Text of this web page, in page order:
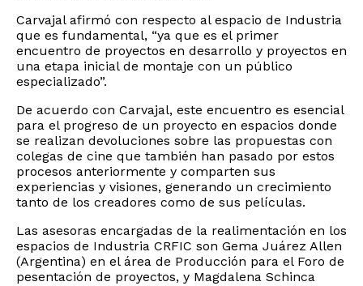
Carvajal afirmó con respecto al espacio de Industria
que es fundamental, “ya que es el primer
encuentro de proyectos en desarrollo y proyectos en
una etapa inicial de montaje con un público
especializado”.
De acuerdo con Carvajal, este encuentro es esencial
para el progreso de un proyecto en espacios donde
se realizan devoluciones sobre las propuestas con
colegas de cine que también han pasado por estos
procesos anteriormente y comparten sus
experiencias y visiones, generando un crecimiento
tanto de los creadores como de sus películas.
Las asesoras encargadas de la realimentación en los
espacios de Industria CRFIC son Gema Juárez Allen
(Argentina) en el área de Producción para el Foro de
pesentación de proyectos, y Magdalena Schinca